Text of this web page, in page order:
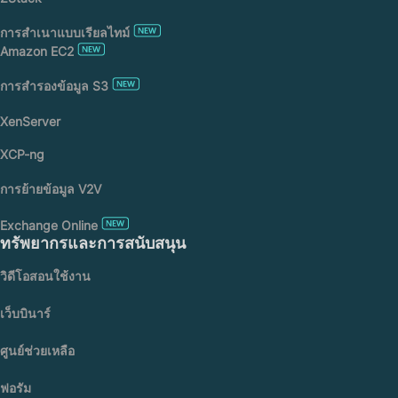
การสำเนาแบบเรียลไทม์
Amazon EC2
การสำรองข้อมูล S3
XenServer
XCP-ng
การย้ายข้อมูล V2V
Exchange Online
ทรัพยากรและการสนับสนุน
วิดีโอสอนใช้งาน
เว็บบินาร์
ศูนย์ช่วยเหลือ
ฟอรัม